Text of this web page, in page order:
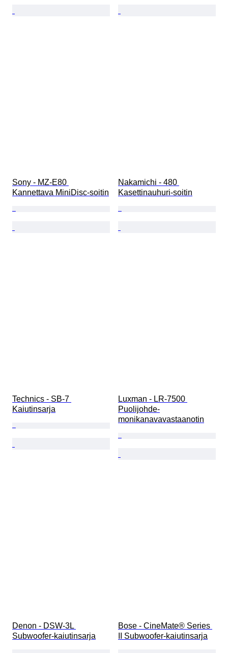
Sony - MZ-E80
Kannettava MiniDisc-soitin
Nakamichi - 480
Kasettinauhuri-soitin
Technics - SB-7
Kaiutinsarja
Luxman - LR-7500
Puolijohde-
monikanavavastaanotin
Denon - DSW-3L
Subwoofer-kaiutinsarja
Bose - CineMate® Series
II Subwoofer-kaiutinsarja